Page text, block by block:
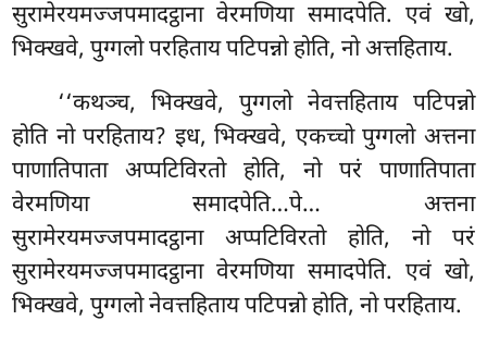
सुरामेरयमज्जपमादट्ठाना वेरमणिया समादपेति. एवं खो,
भिक्खवे, पुग्गलो परहिताय पटिपन्नो होति, नो अत्तहिताय.
‘‘कथञ्च, भिक्खवे, पुग्गलो नेवत्तहिताय पटिपन्नो
होति नो परहिताय? इध, भिक्खवे, एकच्चो पुग्गलो अत्तना
पाणातिपाता अप्पटिविरतो होति, नो परं पाणातिपाता
वेरमणिया समादपेति…पे… अत्तना
सुरामेरयमज्जपमादट्ठाना अप्पटिविरतो होति, नो परं
सुरामेरयमज्जपमादट्ठाना वेरमणिया समादपेति. एवं खो,
भिक्खवे, पुग्गलो नेवत्तहिताय पटिपन्नो होति, नो परहिताय.